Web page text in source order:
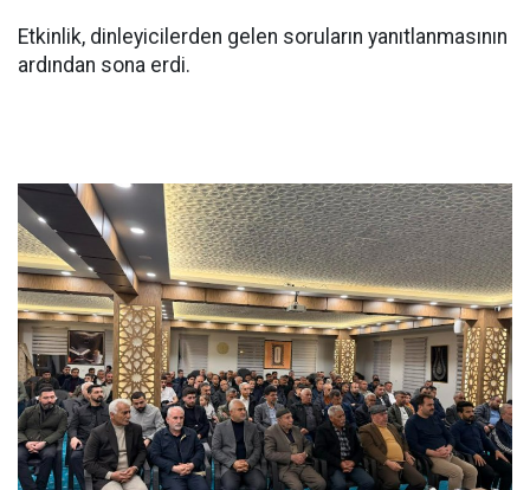
Etkinlik, dinleyicilerden gelen soruların yanıtlanmasının
ardından sona erdi.